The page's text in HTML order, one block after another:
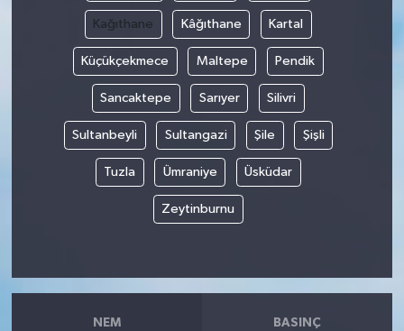
Kağıthane Kâğıthane Kartal
Küçükçekmece Maltepe Pendik
Sancaktepe Sarıyer Silivri
Sultanbeyli Sultangazi Şile Şişli
Tuzla Ümraniye Üsküdar
Zeytinburnu
NEM BASINÇ